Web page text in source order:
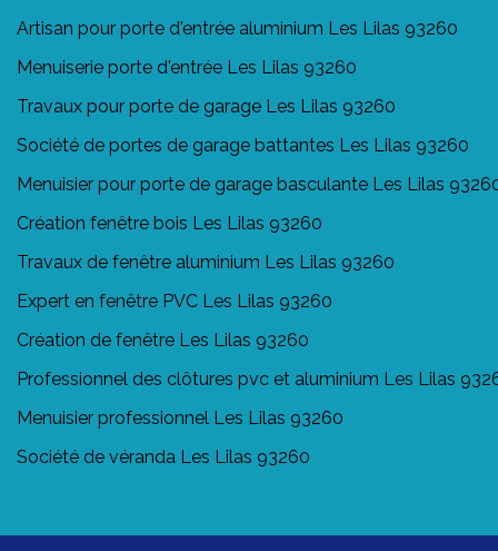
Artisan pour porte d'entrée aluminium Les Lilas 93260
Menuiserie porte d'entrée Les Lilas 93260
Travaux pour porte de garage Les Lilas 93260
Société de portes de garage battantes Les Lilas 93260
Menuisier pour porte de garage basculante Les Lilas
Création fenêtre bois Les Lilas 93260
Travaux de fenêtre aluminium Les Lilas 93260
Expert en fenêtre PVC Les Lilas 93260
Création de fenêtre Les Lilas 93260
Professionnel des clôtures pvc et aluminium Les Lilas
Menuisier professionnel Les Lilas 93260
Société de véranda Les Lilas 93260